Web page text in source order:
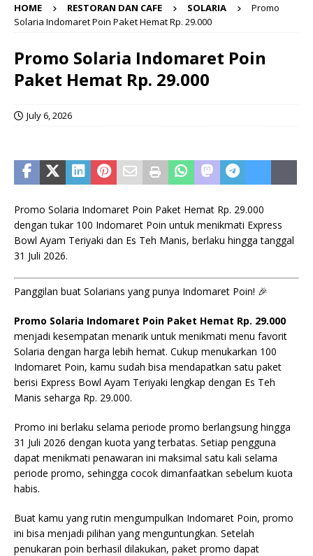
HOME RESTORAN DAN CAFE SOLARIA
Promo
Solaria Indomaret Poin Paket Hemat Rp. 29.000
Promo Solaria Indomaret Poin
Paket Hemat Rp. 29.000
July 6, 2026
Promo Solaria Indomaret Poin Paket Hemat Rp. 29.000
dengan tukar 100 Indomaret Poin untuk menikmati Express
Bowl Ayam Teriyaki dan Es Teh Manis, berlaku hingga tanggal
31 Juli 2026.
Panggilan buat Solarians yang punya Indomaret Poin! 🎉
Promo Solaria Indomaret Poin Paket Hemat Rp. 29.000
menjadi kesempatan menarik untuk menikmati menu favorit
Solaria dengan harga lebih hemat. Cukup menukarkan 100
Indomaret Poin, kamu sudah bisa mendapatkan satu paket
berisi Express Bowl Ayam Teriyaki lengkap dengan Es Teh
Manis seharga Rp. 29.000.
Promo ini berlaku selama periode promo berlangsung hingga
31 Juli 2026 dengan kuota yang terbatas. Setiap pengguna
dapat menikmati penawaran ini maksimal satu kali selama
periode promo, sehingga cocok dimanfaatkan sebelum kuota
habis.
Buat kamu yang rutin mengumpulkan Indomaret Poin, promo
ini bisa menjadi pilihan yang menguntungkan. Setelah
penukaran poin berhasil dilakukan, paket promo dapat